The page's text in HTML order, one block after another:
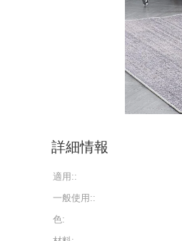
詳細情報
適用::
一般使用::
色: